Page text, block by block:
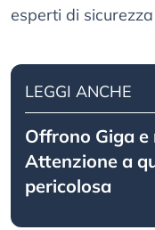
esperti di
LEGGI ANCHE
Offrono Giga
Attenzione a
pericolosa